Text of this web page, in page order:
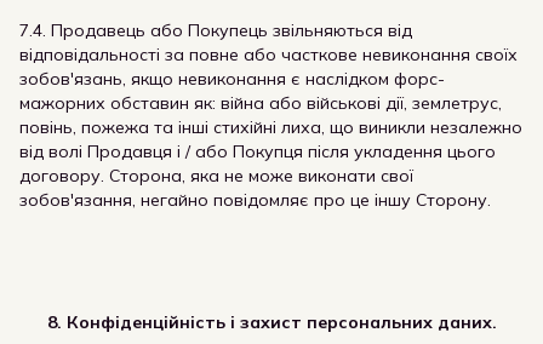
7.4. Продавець або Покупець звільняються від
відповідальності за повне або часткове невиконання своїх
зобов'язань, якщо невиконання є наслідком форс-
мажорних обставин як: війна або військові дії, землетрус,
повінь, пожежа та інші стихійні лиха, що виникли незалежно
від волі Продавця і / або Покупця після укладення цього
договору. Сторона, яка не може виконати свої
зобов'язання, негайно повідомляє про це іншу Сторону.
8. Конфіденційність і захист персональних даних.